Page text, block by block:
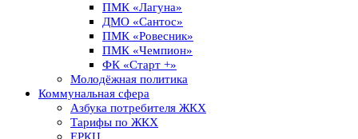
ПМК «Лагуна»
ДМО «Сантос»
ПМК «Ровесник»
ПМК «Чемпион»
ФК «Старт +»
Молодёжная политика
Коммунальная сфера
Азбука потребителя ЖКХ
Тарифы по ЖКХ